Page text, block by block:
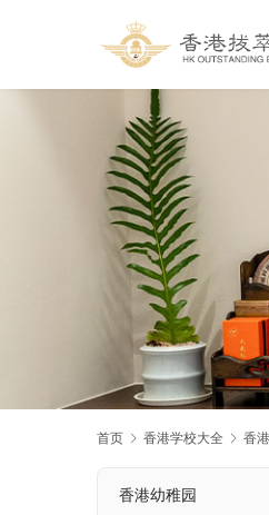
首页 香港学校大全 香
香港幼稚园